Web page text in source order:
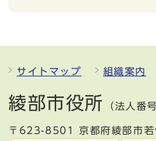
サイトマップ 組織案内
綾部市役所 （法人
〒623-8501 京都府綾部市若